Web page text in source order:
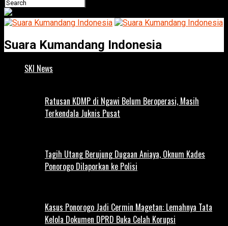
Suara Kumandang Indonesia
SKI News
Ratusan KDMP di Ngawi Belum Beroperasi, Masih
Terkendala Juknis Pusat
Tagih Utang Berujung Dugaan Aniaya, Oknum Kades
Ponorogo Dilaporkan ke Polisi
Kasus Ponorogo Jadi Cermin Magetan: Lemahnya Tata
Kelola Dokumen DPRD Buka Celah Korupsi